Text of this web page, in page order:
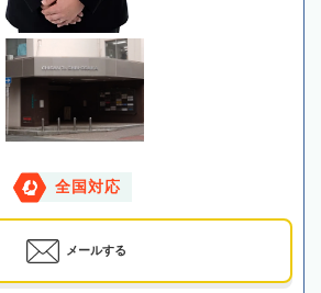
全国対応
メールする